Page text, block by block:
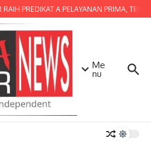
PREDIKAT A PELAYANAN PRIMA,
Me
nu